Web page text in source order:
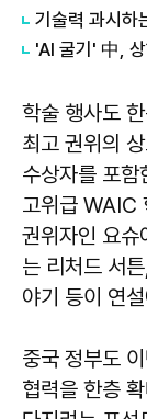
기술력 과시하
'AI 굴기' 中,
학술 행사도
최고 권위의
수상자를 포
고위급 WAIC
권위자인 요슈
는 리처드 서
야기 등이 연
중국 정부도
협력을 한층